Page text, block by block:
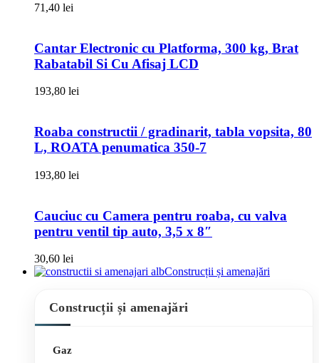
71,40 lei
Cantar Electronic cu Platforma, 300 kg, Brat
Rabatabil Si Cu Afisaj LCD
193,80 lei
Roaba constructii / gradinarit, tabla vopsita, 80
L, ROATA penumatica 350-7
193,80 lei
Cauciuc cu Camera pentru roaba, cu valva
pentru ventil tip auto, 3,5 x 8″
30,60 lei
Construcții și amenajări
Construcții și amenajări
Gaz